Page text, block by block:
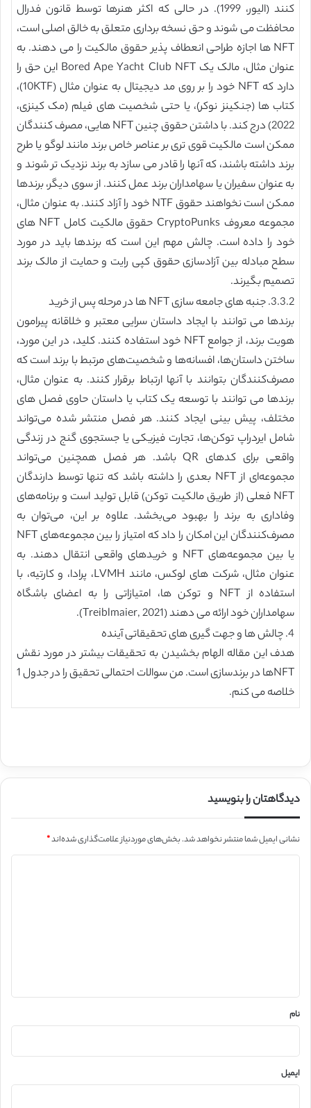
کنند (الیور، 1999). در حالی که اکثر هنرها توسط قانون فدرال
محافظت می شوند و حق نسخه برداری متعلق به خالق اصلی است،
NFT ها اجازه طراحی انعطاف پذیر حقوق مالکیت را می دهند. به
عنوان مثال، مالک یک Bored Ape Yacht Club NFT این حق را
دارد که NFT خود را بر روی مد دیجیتال به عنوان مثال (10KTF)،
کتاب ها (جنکینز نوکر)، یا حتی شخصیت های فیلم (مک کینزی،
2022) درج کند. با داشتن حقوق چنین NFT هایی، مصرف کنندگان
ممکن است مالکیت قوی تری بر عناصر خاص برند مانند لوگو یا طرح
برند داشته باشند، که آنها را قادر می سازد به برند نزدیک تر شوند و
به عنوان سفیران یا سهامداران برند عمل کنند. از سوی دیگر، برندها
ممکن است نخواهند حقوق NTF خود را آزاد کنند. به عنوان مثال،
مجموعه معروف CryptoPunks حقوق مالکیت کامل NFT های
خود را داده است. چالش مهم این است که برندها باید در مورد
سطح مبادله بین آزادسازی حقوق کپی رایت و حمایت از مالک برند
تصمیم بگیرند.
3.3.2. جنبه های جامعه سازی NFT ها در مرحله پس از خرید
برندها می توانند با ایجاد داستان سرایی معتبر و خلاقانه پیرامون
هویت برند، از جوامع NFT خود استفاده کنند. کلید، در این مورد،
ساختن داستان‌ها، افسانه‌ها و شخصیت‌های مرتبط با برند است که
مصرف‌کنندگان بتوانند با آنها ارتباط برقرار کنند. به عنوان مثال،
برندها می توانند با توسعه یک کتاب یا داستان حاوی فصل های
مختلف، پیش بینی ایجاد کنند. هر فصل منتشر شده می‌تواند
شامل ایردراپ توکن‌ها، تجارت فیزیکی یا جستجوی گنج در زندگی
واقعی برای کدهای QR باشد. هر فصل همچنین می‌تواند
مجموعه‌ای از NFT بعدی را داشته باشد که تنها توسط دارندگان
NFT فعلی (از طریق مالکیت توکن) قابل تولید است و برنامه‌های
وفاداری به برند را بهبود می‌بخشد. علاوه بر این، می‌توان به
مصرف‌کنندگان این امکان را داد که امتیاز را بین مجموعه‌های NFT
یا بین مجموعه‌های NFT و خریدهای واقعی انتقال دهند. به
عنوان مثال، شرکت های لوکس، مانند LVMH، پرادا، و کارتیه، با
استفاده از NFT و توکن ها، امتیازاتی را به اعضای باشگاه
سهامداران خود ارائه می دهند (Treiblmaier, 2021).
4. چالش ها و جهت گیری های تحقیقاتی آینده
هدف این مقاله الهام بخشیدن به تحقیقات بیشتر در مورد نقش
NFTها در برندسازی است. من سوالات احتمالی تحقیق را در جدول 1
خلاصه می کنم.
دیدگاهتان را بنویسید
نشانی ایمیل شما منتشر نخواهد شد.بخش‌های موردنیاز علامت‌گذاری شده‌اند*
نام
ایمیل